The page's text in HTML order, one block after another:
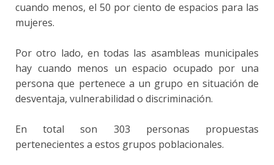
cuando menos, el 50 por ciento de espacios para las
mujeres.
Por otro lado, en todas las asambleas municipales
hay cuando menos un espacio ocupado por una
persona que pertenece a un grupo en situación de
desventaja, vulnerabilidad o discriminación.
En total son 303 personas propuestas
pertenecientes a estos grupos poblacionales.